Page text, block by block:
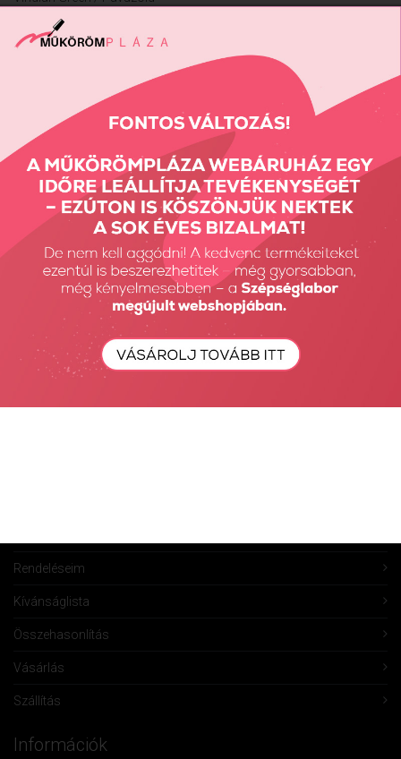
Vissza: CRYSTAL NAILS ÚJDONSÁGOK
Előző termék Következő termék
Részletes Kereső
Keresés...
Keresés
Rendeléseim
Kívánságlista
Összehasonlítás
Vásárlás
Szállítás
Információk